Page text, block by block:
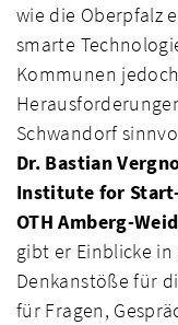
wie die Oberpfalz
smarte
Kommunen
Schwandorf
Dr. Bastian
Institute for
OTH Amberg-
gibt er Einblicke
Denkanstöße für
für Fragen,